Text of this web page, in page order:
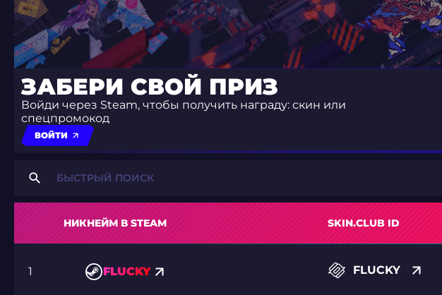
ЗАБЕРИ СВОЙ ПРИЗ
Войди через Steam, чтобы получить награду: скин или
спецпромокод
ВОЙТИ
НИКНЕЙМ В STEAM SKIN.CLUB ID
1 FLUCKY FLUCKY